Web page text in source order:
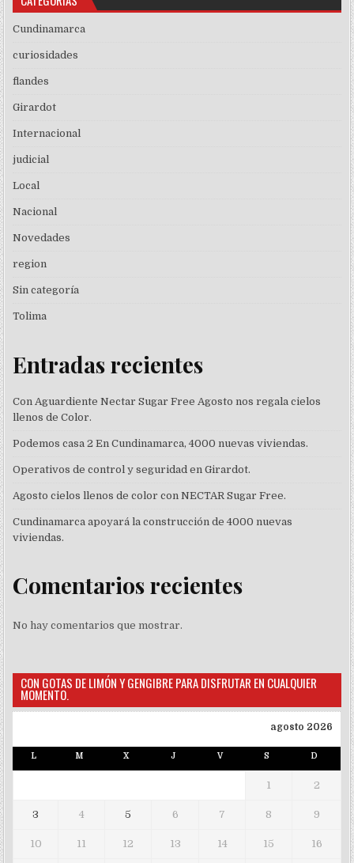
Cundinamarca
curiosidades
flandes
Girardot
Internacional
judicial
Local
Nacional
Novedades
region
Sin categoría
Tolima
Entradas recientes
Con Aguardiente Nectar Sugar Free Agosto nos regala cielos
llenos de Color.
Podemos casa 2 En Cundinamarca, 4000 nuevas viviendas.
Operativos de control y seguridad en Girardot.
Agosto cielos llenos de color con NECTAR Sugar Free.
Cundinamarca apoyará la construcción de 4000 nuevas
viviendas.
Comentarios recientes
No hay comentarios que mostrar.
CON GOTAS DE LIMÓN Y GENGIBRE PARA DISFRUTAR EN CUALQUIER
MOMENTO.
agosto 2026
L M X J V S D
1 2
3 4 5 6 7 8 9
10 11 12 13 14 15 16